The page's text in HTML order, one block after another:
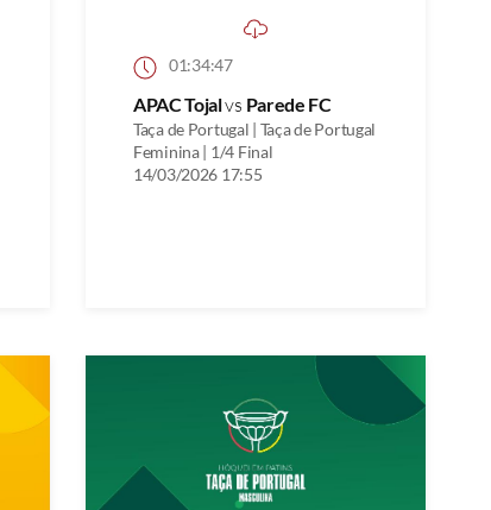
01:34:47
APAC Tojalvs Parede FC
Taça de Portugal | Taça de Portugal
Feminina | 1/4 Final
14/03/2026 17:55